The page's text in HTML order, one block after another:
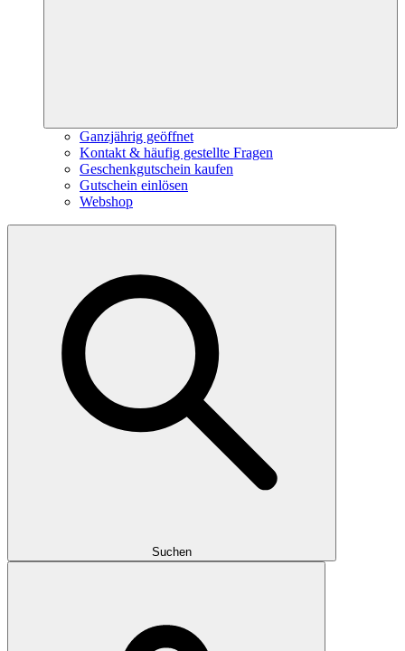
Ganzjährig geöffnet
Kontakt & häufig gestellte Fragen
Geschenkgutschein kaufen
Gutschein einlösen
Webshop
Suchen